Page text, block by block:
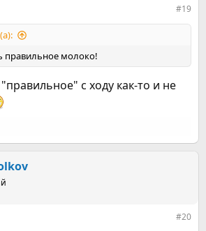
#19
правильное молоко!
с ходу как-то и не
#20